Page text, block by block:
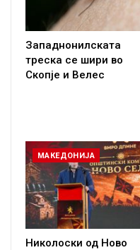
Западнонилската
треска се шири во
Скопје и Велес
МАКЕДОНИЈА
Николоски од Ново